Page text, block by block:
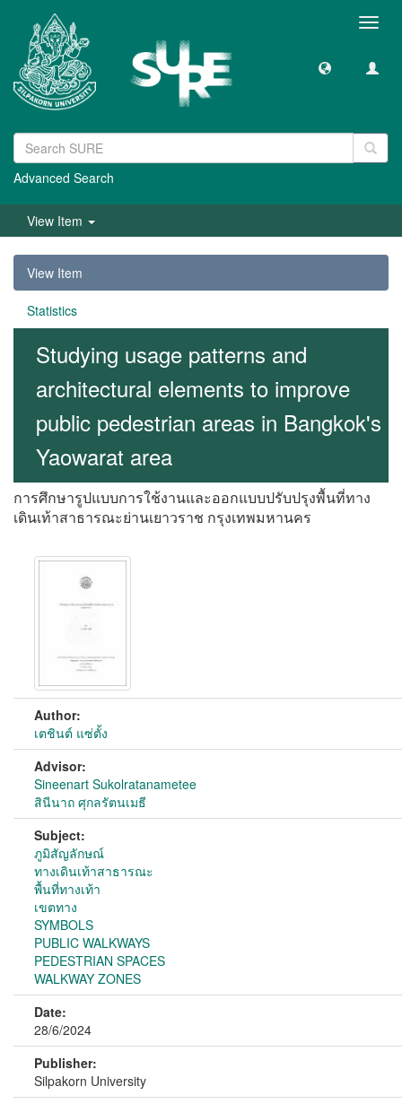
Advanced Search
View Item
View Item
Statistics
Studying usage patterns and
architectural elements to improve
public pedestrian areas in Bangkok's
Yaowarat area
การศึกษารูปแบบการใช้งานและออกแบบปรับปรุงพื้นที่ทาง
เดินเท้าสาธารณะย่านเยาวราช กรุงเทพมหานคร
Author:
เตชินต์ แซ่ตั้ง
Advisor:
Sineenart Sukolratanametee
สินีนาถ ศุกลรัตนเมธี
Subject:
ภูมิสัญลักษณ์
ทางเดินเท้าสาธารณะ
พื้นที่ทางเท้า
เขตทาง
SYMBOLS
PUBLIC WALKWAYS
PEDESTRIAN SPACES
WALKWAY ZONES
Date:
28/6/2024
Publisher:
Silpakorn University